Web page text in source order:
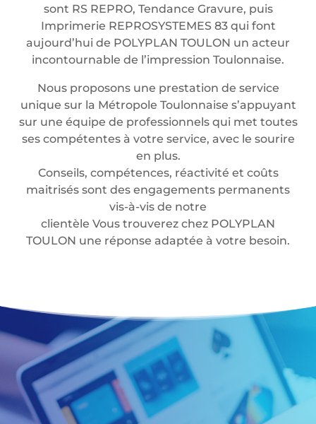
sont RS REPRO, Tendance Gravure, puis
Imprimerie REPROSYSTEMES 83 qui font
aujourd’hui de POLYPLAN TOULON un acteur
incontournable de l’impression Toulonnaise.
Nous proposons une prestation de service
unique sur la Métropole Toulonnaise s’appuyant
sur une équipe de professionnels qui met toutes
ses compétentes à votre service, avec le sourire
en plus.
Conseils, compétences, réactivité et coûts
maitrisés sont des engagements permanents
vis-à-vis de notre
clientèle Vous trouverez chez POLYPLAN
TOULON une réponse adaptée à votre besoin.